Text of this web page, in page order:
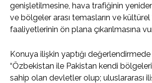
genişletilmesine, hava trafiğinin
ve bölgeler arası temasların ve kültürel
faaliyetlerinin ön plana çıkarılmasına
Konuya ilişkin yaptığı değerlendirmede
“Özbekistan ile Pakistan kendi
sahip olan devletler olup; uluslararası